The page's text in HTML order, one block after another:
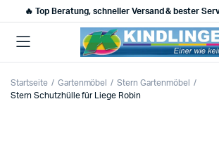
🔥 Top Beratung, schneller Versand & bester
Startseite Gartenmöbel
Stern Gartenmöbel
Stern Schutzhülle für Liege Robin